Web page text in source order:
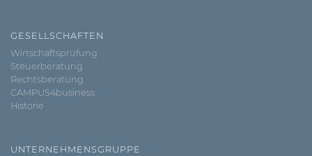
GESELLSCHAFTEN
Wirtschaftsprüfung
Steuerberatung
Rechtsberatung
CAMPUS4business
Historie
UNTERNEHMENSGRUPPE